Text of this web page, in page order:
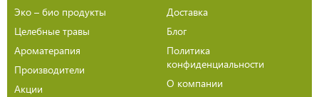
Эко – био продукты
Целебные травы
Ароматерапия
Производители
Акции
Доставка
Блог
Политика
конфиденциальности
О компании